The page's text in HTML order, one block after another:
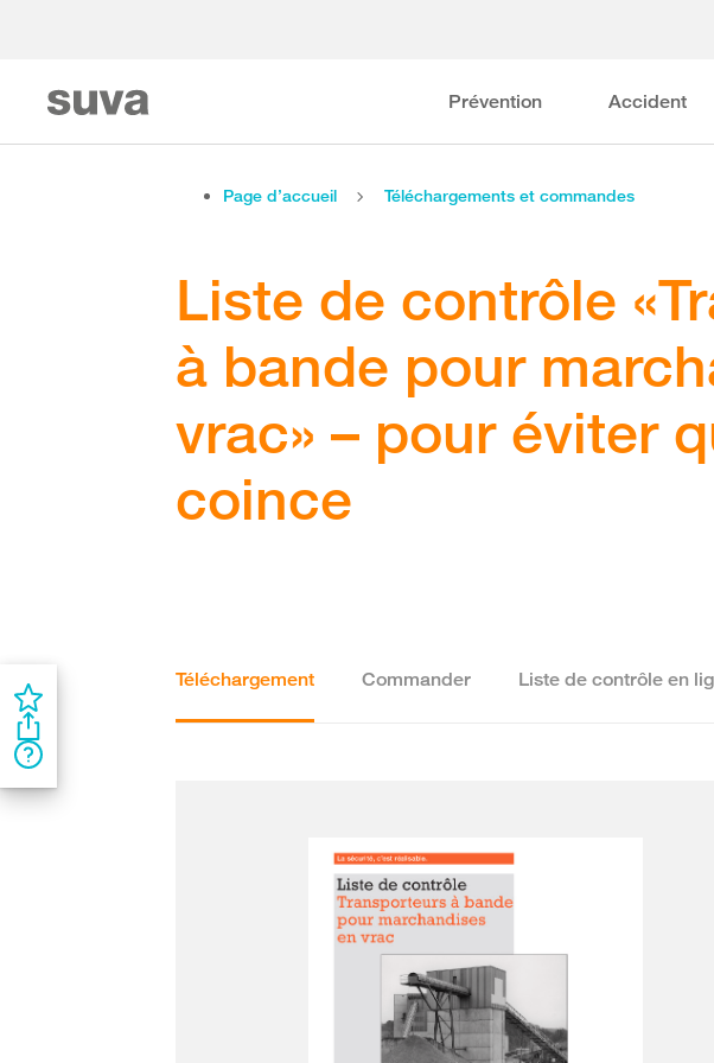
Prévention Accident
Page d’accueil Téléchargements et commandes
Liste de contrôle
à bande pour
vrac» – pour éviter
coince
Téléchargement Commander Liste de contrôle en